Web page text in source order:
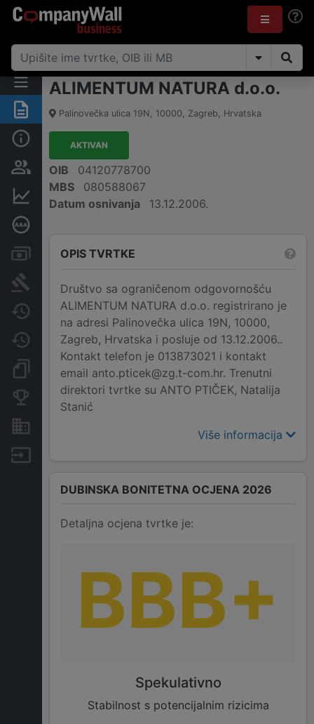
Sažetak
Osobe i vlasništvo
Računi i blokade
Sudske objave
Javne nabavke
Promjene
Dokumenti i objave
Konkurentske tvrtke
ALIMENTUM NATURA d.o.o.
Palinovečka ulica 19N, 10000, Zagreb, Hrvatska
AKTIVAN
OIB
04120778700
MBS
080588067
Datum osnivanja
13.12.2006.
OPIS TVRTKE
Društvo sa ograničenom odgovornošću
ALIMENTUM NATURA d.o.o. registrirano je
na adresi Palinovečka ulica 19N, 10000,
Zagreb, Hrvatska i posluje od 13.12.2006..
Kontakt telefon je 013873021 i kontakt
email anto.pticek@zg.t-com.hr. Trenutni
direktori tvrtke su ANTO PTIČEK, Natalija
Stanić
Više informacija
DUBINSKA BONITETNA OCJENA 2026
Detaljna ocjena tvrtke je:
BBB+
Spekulativno
Stabilnost s potencijalnim rizicima